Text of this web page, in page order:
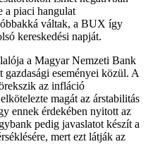
a piaci hangulat
váltak, a BUX így
kereskedési napját.
a Magyar Nemzeti Bank
eseményei közül. A
az infláció
magát az árstabilitás
ennek érdekében nyitott az
pedig javaslatot készít a
mert ezt látják az